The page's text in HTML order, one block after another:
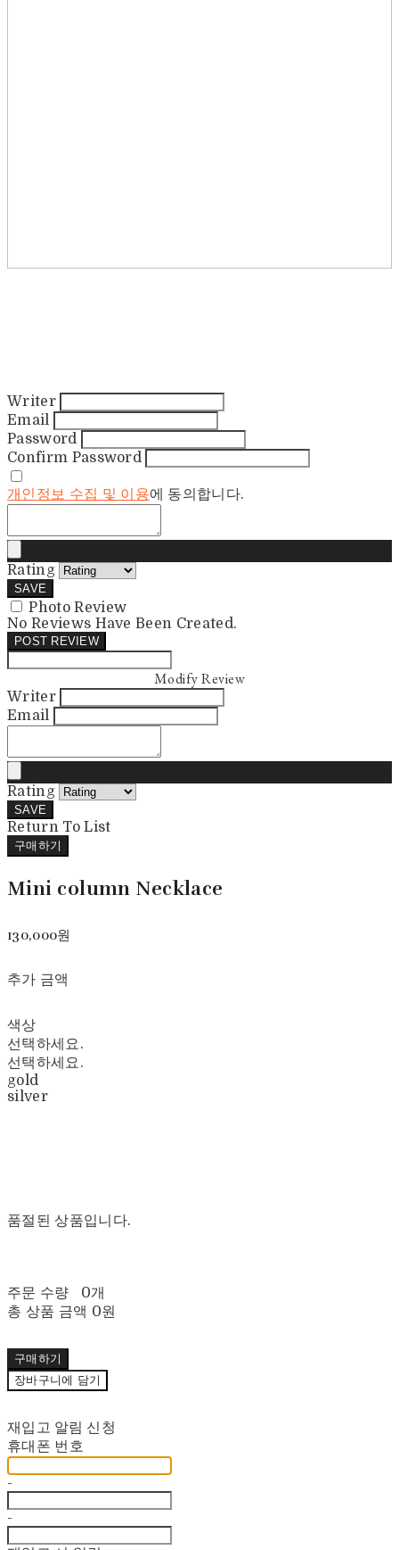
Writer
Email
Password
Confirm Password
개인정보 수집 및 이용에 동의합니다.
Rating
SAVE
Photo Review
No Reviews Have Been Created.
POST REVIEW
Modify Review
Writer
Email
Rating
SAVE
Return To List
구매하기
Mini column Necklace
130,000원
추가 금액
색상
선택하세요.
선택하세요.
gold
silver
품절된 상품입니다.
주문 수량
0개
총 상품 금액 0원
구매하기
장바구니에 담기
재입고 알림 신청
휴대폰 번호
-
-